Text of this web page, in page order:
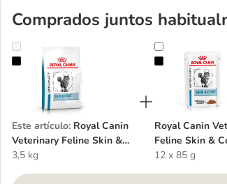
Comprados juntos
Royal Canin Veterinary Feline Skin & Coat
Este artículo: Royal Canin
Veterinary Feline Skin &
Coat
3,5 kg
Royal Canin
Royal Canin
Feline Skin &
12 x 85 g